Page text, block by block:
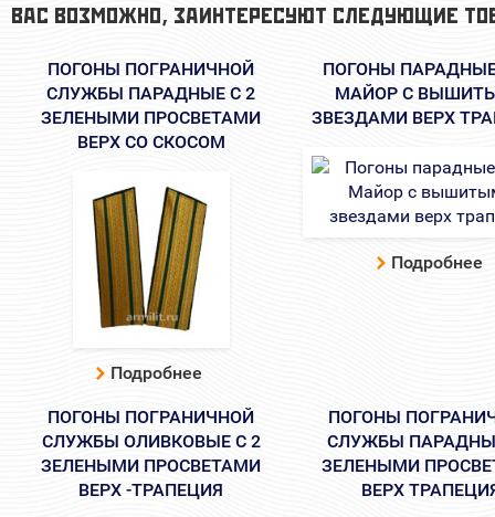
ВАС ВОЗМОЖНО, ЗАИНТЕРЕСУЮТ СЛЕДУЮЩИЕ
ПОГОНЫ ПОГРАНИЧНОЙ
СЛУЖБЫ ПАРАДНЫЕ С 2
ЗЕЛЕНЫМИ ПРОСВЕТАМИ
ВЕРХ СО СКОСОМ
Подробнее
ПОГОНЫ
МАЙОР С
ЗВЕЗДАМИ ВЕРХ
Подробнее
ПОГОНЫ ПОГРАНИЧНОЙ
СЛУЖБЫ ОЛИВКОВЫЕ С 2
ЗЕЛЕНЫМИ ПРОСВЕТАМИ
ВЕРХ -ТРАПЕЦИЯ
ПОГОНЫ
СЛУЖБЫ
ЗЕЛЕНЫМИ
ВЕРХ